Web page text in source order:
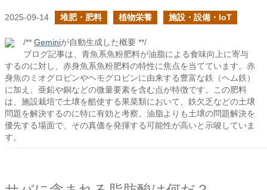
2025-09-14 堆肥・肥料 植物栄養 施設・設備・IoT
/** Geminiが自動生成した概要 **/
ブログ記事は、青魚系魚粉肥料が油脂による食味向上に寄与
するのに対し、赤身魚系魚粉肥料の特性に焦点を当てています。赤
身魚のミオグロビンやヘモグロビンに由来する豊富な鉄（ヘム鉄）
に加え、亜鉛や銅などの微量要素を含む点が特徴です。この肥料
は、施設栽培で土壌を酷使する果菜類において、鉄欠乏などの土壌
問題を解決するのに特に有効と考察。油脂よりも土壌の問題解決を
優先する場面で、その真価を発揮する可能性が高いと示唆していま
す。